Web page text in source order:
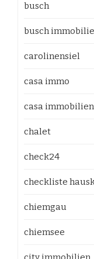
busch
busch
carolinensiel
casa immo
casa immobilien
chalet
check24
checkliste
chiemgau
chiemsee